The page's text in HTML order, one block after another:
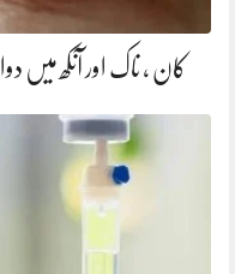
کان ، ناک اور آنکھ میں